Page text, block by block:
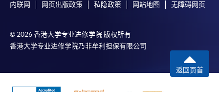
内联网 网页出版政策 私隐政策 网站地图 无障碍网页
© 2026 香港大学专业进修学院 版权所有
香港大学专业进修学院乃非牟利担保有限公司
返回页首